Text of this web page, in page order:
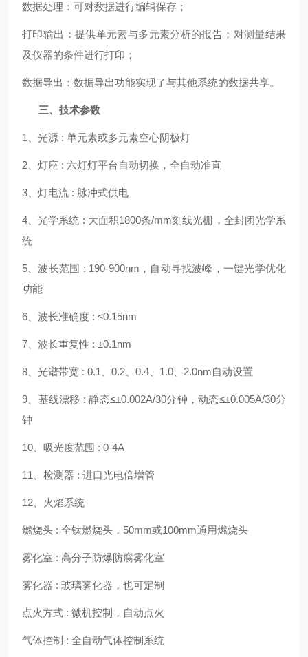
数据处理：可对数据进行编辑保存；
打印输出：提供单元素与多元素分析的报告；对测量结果
及仪器的条件进行打印；
数据导出：数据导出功能实现了与其他系统的数据共享。
三、技术参数
1、光源 : 单元素或多元素空心阴极灯
2、灯座 : 六灯灯平台自动切换，全自动准直
3、灯电流 : 脉冲式供电
4、光学系统 : 大面积1800条/mm刻线光栅，全封闭光学系
统
5、波长范围 : 190-900nm，自动寻找波峰，一键光学优化
功能
6、波长准确度 : ≤0.15nm
7、波长重复性 : ±0.1nm
8、光谱带宽 : 0.1、0.2、0.4、1.0、2.0nm自动设置
9、基线漂移 : 静态≤±0.002A/30分钟，动态≤±0.005A/30分
钟
10、吸光度范围 : 0-4A
11、检测器 : 进口光电倍增管
12、火焰系统
燃烧头 : 全钛燃烧头，50mm或100mm通用燃烧头
雾化室 : 高分子防爆防腐雾化室
雾化器 : 玻璃雾化器，也可定制
点火方式 : 微机控制，自动点火
气体控制 : 全自动气体控制系统